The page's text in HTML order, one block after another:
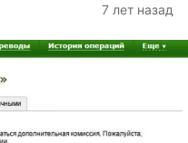
7 лет назад